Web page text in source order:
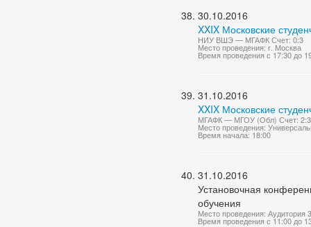
30.10.2016
XXIX Московские
НИУ ВШЭ — МГАФК Счет: 0:3
Место проведения: г. Москва
Время проведения с 17:30 до
31.10.2016
XXIX Московские
МГАФК — МГОУ (Обл) Счет: 2:3
Место проведения:
Время начала: 18:00
31.10.2016
Установочная
обучения
Место проведения: Аудитория
Время проведения с 11:00 до